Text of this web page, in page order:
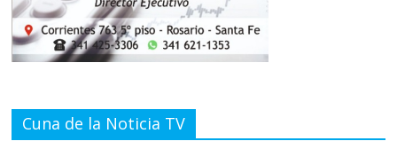
Cuna de la Noticia TV